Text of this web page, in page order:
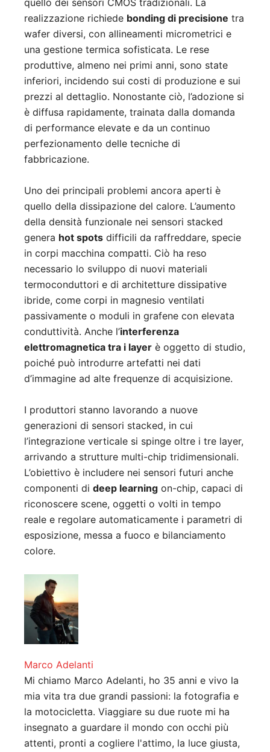
quello dei sensori CMOS tradizionali. La
realizzazione richiede bonding di precisione tra
wafer diversi, con allineamenti micrometrici e
una gestione termica sofisticata. Le rese
produttive, almeno nei primi anni, sono state
inferiori, incidendo sui costi di produzione e sui
prezzi al dettaglio. Nonostante ciò, l’adozione si
è diffusa rapidamente, trainata dalla domanda
di performance elevate e da un continuo
perfezionamento delle tecniche di
fabbricazione.
Uno dei principali problemi ancora aperti è
quello della dissipazione del calore. L’aumento
della densità funzionale nei sensori stacked
genera hot spots difficili da raffreddare, specie
in corpi macchina compatti. Ciò ha reso
necessario lo sviluppo di nuovi materiali
termoconduttori e di architetture dissipative
ibride, come corpi in magnesio ventilati
passivamente o moduli in grafene con elevata
conduttività. Anche l’interferenza
elettromagnetica tra i layer è oggetto di studio,
poiché può introdurre artefatti nei dati
d’immagine ad alte frequenze di acquisizione.
I produttori stanno lavorando a nuove
generazioni di sensori stacked, in cui
l’integrazione verticale si spinge oltre i tre layer,
arrivando a strutture multi-chip tridimensionali.
L’obiettivo è includere nei sensori futuri anche
componenti di deep learning on-chip, capaci di
riconoscere scene, oggetti o volti in tempo
reale e regolare automaticamente i parametri di
esposizione, messa a fuoco e bilanciamento
colore.
Marco Adelanti
Mi chiamo Marco Adelanti, ho 35 anni e vivo la
mia vita tra due grandi passioni: la fotografia e
la motocicletta. Viaggiare su due ruote mi ha
insegnato a guardare il mondo con occhi più
attenti, pronti a cogliere l'attimo, la luce giusta,